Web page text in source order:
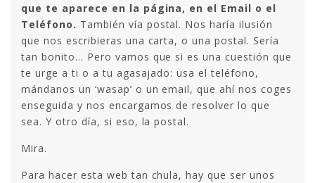
que te aparece en la página, en el Email o el
Teléfono. También vía postal. Nos haría ilusión
que nos escribieras una carta, o una postal. Sería
tan bonito… Pero vamos que si es una cuestión que
te urge a ti o a tu agasajado: usa el teléfono,
mándanos un ‘wasap’ o un email, que ahí nos coges
enseguida y nos encargamos de resolver lo que
sea. Y otro día, si eso, la postal.
Mira.
Para hacer esta web tan chula, hay que ser unos